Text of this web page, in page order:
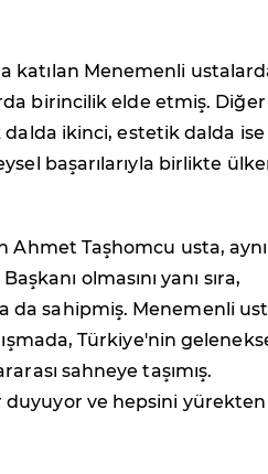
katılan Menemenli
birincilik elde etmiş. Diğer
ikinci, estetik dalda ise
başarılarıyla birlikte
Taşhomcu usta, aynı
olmasını yanı sıra,
da sahipmiş. Menemenli
Türkiye'nin
sahneye taşımış.
duyuyor ve hepsini yürekten